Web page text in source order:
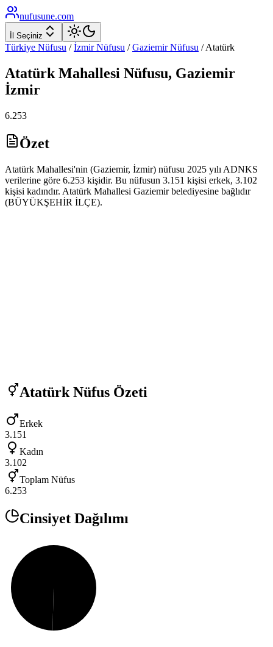
nufusune.com
İl Seçiniz
Türkiye Nüfusu / İzmirNüfusu / GaziemirNüfusu /Atatürk
Atatürk Mahallesi Nüfusu, Gaziemir
İzmir
6.253
Özet
Atatürk Mahallesi'nin (Gaziemir, İzmir) nüfusu 2025 yılı ADNKS
verilerine göre 6.253 kişidir. Bu nüfusun 3.151 kişisi erkek, 3.102
kişisi kadındır. Atatürk Mahallesi Gaziemir belediyesine bağlıdır
(BÜYÜKŞEHİR İLÇE).
Atatürk Nüfus Özeti
Erkek
3.151
Kadın
3.102
Toplam Nüfus
6.253
Cinsiyet Dağılımı